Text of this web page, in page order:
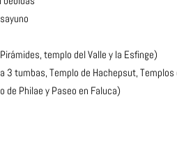
templo del Valle y la Esfinge)
3 tumbas, Templo de Hachepsut,
de Philae y Paseo en Faluca)